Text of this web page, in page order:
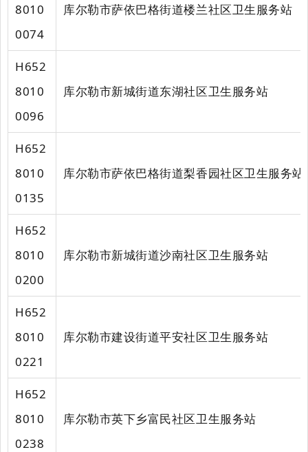
8010
0074
库尔勒市萨依巴格街道楼兰社区卫生服务站
H652
8010
0096
库尔勒市新城街道东湖社区卫生服务站
H652
8010
0135
库尔勒市萨依巴格街道梨香园社区卫生服务站
H652
8010
0200
库尔勒市新城街道沙南社区卫生服务站
H652
8010
0221
库尔勒市建设街道平安社区卫生服务站
H652
8010
0238
库尔勒市英下乡富民社区卫生服务站